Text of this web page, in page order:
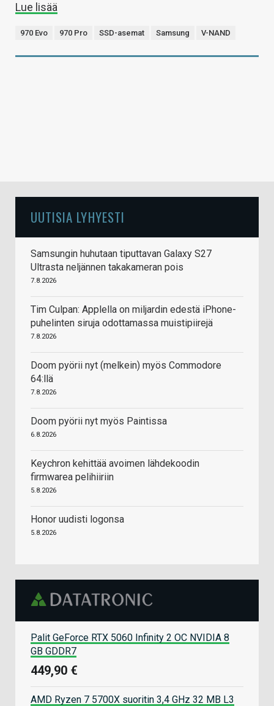
Lue lisää
970 Evo 970 Pro SSD-asemat Samsung V-NAND
UUTISIA LYHYESTI
Samsungin huhutaan tiputtavan Galaxy S27
Ultrasta neljännen takakameran pois
7.8.2026
Tim Culpan: Applella on miljardin edestä iPhone-
puhelinten siruja odottamassa muistipiirejä
7.8.2026
Doom pyörii nyt (melkein) myös Commodore
64:llä
7.8.2026
Doom pyörii nyt myös Paintissa
6.8.2026
Keychron kehittää avoimen lähdekoodin
firmwarea pelihiiriin
5.8.2026
Honor uudisti logonsa
5.8.2026
Palit GeForce RTX 5060 Infinity 2 OC NVIDIA 8
GB GDDR7
449,90 €
AMD Ryzen 7 5700X suoritin 3,4 GHz 32 MB L3